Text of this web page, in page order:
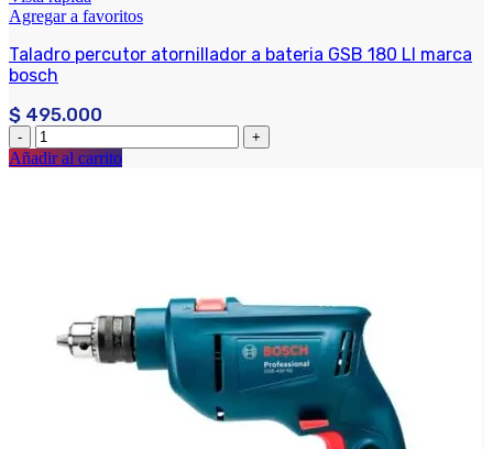
Agregar a favoritos
Taladro percutor atornillador a bateria GSB 180 LI marca
bosch
$ 495.000
Añadir al carrito